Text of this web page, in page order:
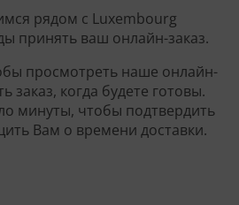
рядом с Luxembourg
принять ваш онлайн-заказ.
просмотреть наше онлайн-
заказ, когда будете готовы.
минуты, чтобы подтвердить
Вам о времени доставки.